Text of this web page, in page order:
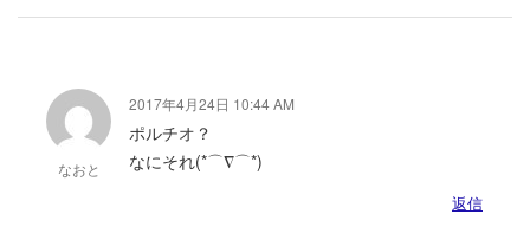
なおと
2017年4月24日 10:44 AM
ポルチオ？
なにそれ(*⌒∇⌒*)
返信